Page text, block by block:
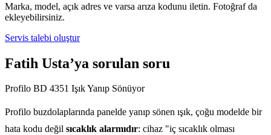
Marka, model, açık adres ve varsa arıza kodunu iletin. Fotoğraf da
ekleyebilirsiniz.
Servis talebi oluştur
Fatih Usta’ya sorulan soru
Profilo BD 4351 Işık Yanıp Sönüyor
Profilo buzdolaplarında panelde yanıp sönen ışık, çoğu modelde bir
hata kodu değil sıcaklık alarmıdır: cihaz "iç sıcaklık olması